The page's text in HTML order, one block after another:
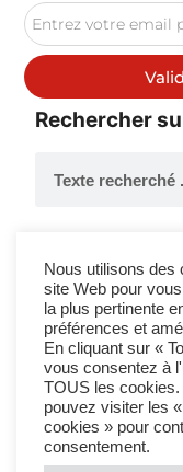
Rechercher
Nous utilisons des
site Web pour
la plus pertinente
préférences et
En cliquant sur «
vous consentez à
TOUS les
pouvez visiter les
cookies » pour
consentement.